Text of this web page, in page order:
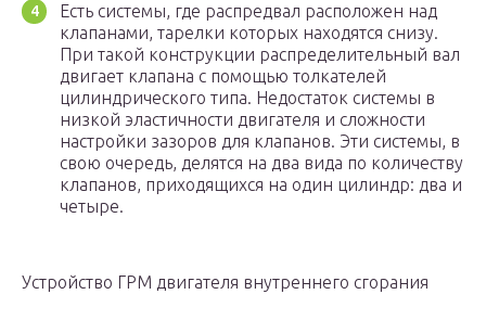
Есть системы, где распредвал расположен над
клапанами, тарелки которых находятся снизу.
При такой конструкции распределительный вал
двигает клапана с помощью толкателей
цилиндрического типа. Недостаток системы в
низкой эластичности двигателя и сложности
настройки зазоров для клапанов. Эти системы, в
свою очередь, делятся на два вида по количеству
клапанов, приходящихся на один цилиндр: два и
четыре.
Устройство ГРМ двигателя внутреннего сгорания